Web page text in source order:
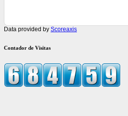
Data provided by Scoreaxis
Contador de Visitas